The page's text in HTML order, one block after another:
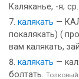
Каляканье, -я; ср.
калякать —
покалякать)
вам калякать,
калякать —
болтать.